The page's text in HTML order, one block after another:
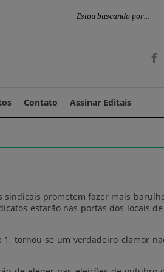
Contato Assinar Editais
sindicais prometem fazer mais
estarão nas portas dos locais
tornou-se um verdadeiro clamor